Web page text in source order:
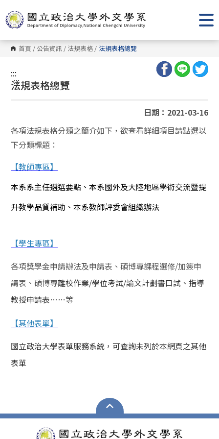
到
主
要
內
容
區 首頁 / 公告資訊 / 法規表格 / 法規表格總覽
:::
:::
法規表格總覽
日期：2021-03-16
各項法規表格分類之簡介如下，欲查看詳細項目請點選以
下分類標題：
【教師專區】
本系系主任遴選要點 、本系國外及大陸地區學術交流暨提
升教學品質補助、本系教師評委會組織辦法
【學生專區】
各項獎學金申請辦法及申請表、碩博專課程選修/加簽申
請表、碩博專離校作業/學位考試/論文計劃書口試、指導
教授申請表……等
【其他表單】
國立政治大學表單服務系統，可查詢未列於本網頁之其他
表單